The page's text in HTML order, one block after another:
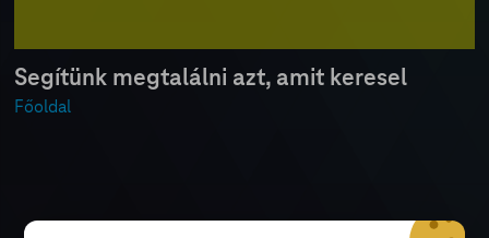
Segítünk megtalálni azt, amit keresel
Főoldal